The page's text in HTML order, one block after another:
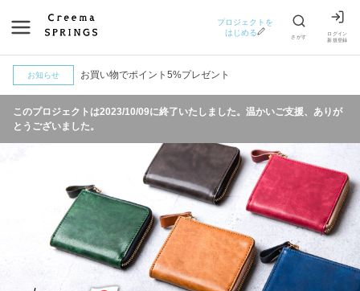
さがす
プロジェクトを
はじめる
ログイン
新規登録
お知らせ お買い物でポイント5%プレゼント
このプロジェクトは2023/10/09に終了いたしました。温かいご支援、ありが
とうございました。